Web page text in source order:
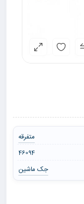
متفرقه
46094
جک ماشین